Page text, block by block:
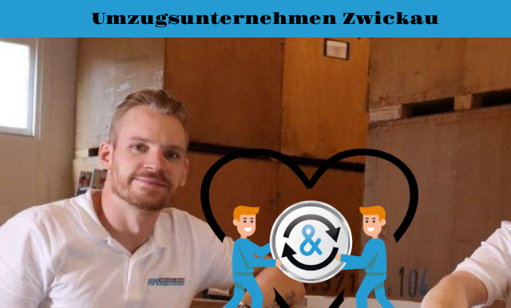
Umzugsunternehmen Zwickau